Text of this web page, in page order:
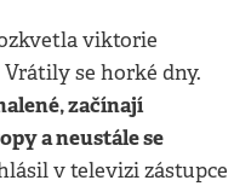
viktorie
se horké dny.
začínají
a neustále se
v televizi zástupce